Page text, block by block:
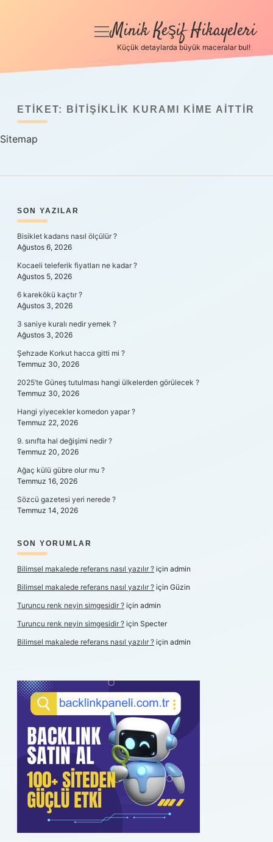
Anasayfa
Yasal Uyarı
menüyü
Minik Keşif Hikayeleri
Küçük detaylarda büyük maceralar bul!
ETIKET: BITIŞIKLIK KURAMI KIME AITTIR
Sitemap
SIDEBAR
SON YAZILAR
Bisiklet kadans nasıl ölçülür ?
Ağustos 6, 2026
Kocaeli teleferik fiyatları ne kadar ?
Ağustos 5, 2026
6 karekökü kaçtır ?
Ağustos 3, 2026
3 saniye kuralı nedir yemek ?
Ağustos 3, 2026
Şehzade Korkut hacca gitti mi ?
Temmuz 30, 2026
2025’te Güneş tutulması hangi ülkelerden görülecek ?
Temmuz 30, 2026
Hangi yiyecekler komedon yapar ?
Temmuz 22, 2026
9. sınıfta hal değişimi nedir ?
Temmuz 20, 2026
Ağaç külü gübre olur mu ?
Temmuz 16, 2026
Sözcü gazetesi yeri nerede ?
Temmuz 14, 2026
SON YORUMLAR
Bilimsel makalede referans nasıl yazılır ? için admin
Bilimsel makalede referans nasıl yazılır ? için Güzin
Turuncu renk neyin simgesidir ? için admin
Turuncu renk neyin simgesidir ? için Specter
Bilimsel makalede referans nasıl yazılır ? için admin